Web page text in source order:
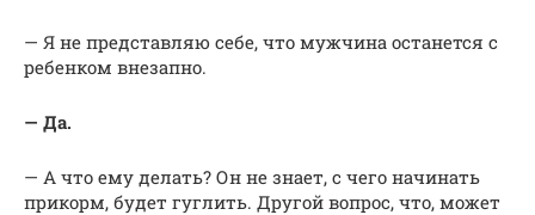
— Я не представляю себе, что мужчина останется с
ребенком внезапно.
— Да.
— А что ему делать? Он не знает, с чего начинать
прикорм, будет гуглить. Другой вопрос, что, может